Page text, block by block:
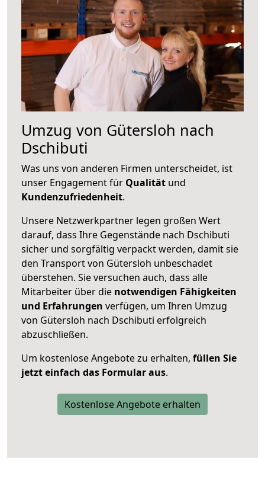
Umzug von Gütersloh nach
Dschibuti
Was uns von anderen Firmen unterscheidet, ist
unser Engagement für Qualität und
Kundenzufriedenheit.
Unsere Netzwerkpartner legen großen Wert
darauf, dass Ihre Gegenstände nach Dschibuti
sicher und sorgfältig verpackt werden, damit sie
den Transport von Gütersloh unbeschadet
überstehen. Sie versuchen auch, dass alle
Mitarbeiter über die notwendigen Fähigkeiten
und Erfahrungen verfügen, um Ihren Umzug
von Gütersloh nach Dschibuti erfolgreich
abzuschließen.
Um kostenlose Angebote zu erhalten, füllen Sie
jetzt einfach das Formular aus.
Kostenlose Angebote erhalten